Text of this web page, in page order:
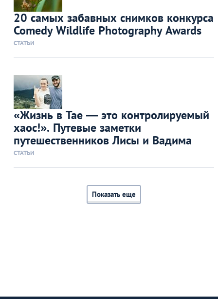
20 самых забавных снимков конкурса
Comedy Wildlife Photography Awards
СТАТЬИ
«Жизнь в Тае — это контролируемый
хаос!». Путевые заметки
путешественников Лисы и Вадима
СТАТЬИ
Показать еще